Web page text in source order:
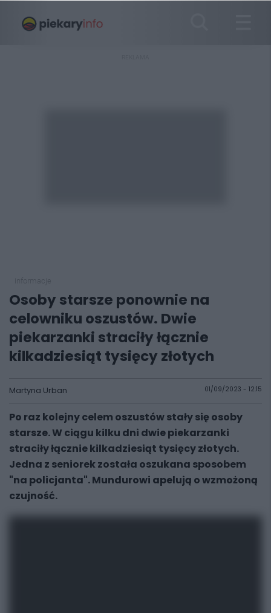
Osoby starsze ponownie na
celowniku oszustów. Dwie
piekarzanki straciły łącznie
kilkadziesiąt tysięcy złotych
Martyna Urban 01/09/2023 - 12:15
Po raz kolejny celem oszustów stały się osoby
starsze. W ciągu kilku dni dwie piekarzanki
straciły łącznie kilkadziesiąt tysięcy złotych.
Jedna z seniorek została oszukana sposobem
"na policjanta". Mundurowi apelują o wzmożoną
czujność.